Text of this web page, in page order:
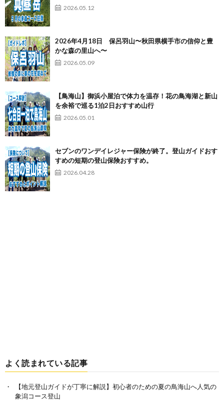
2026.05.12
2026年4月18日 保呂羽山〜秋田県横手市の信仰と豊
かな森の里山へ〜
2026.05.09
【鳥海山】御浜小屋泊で体力を温存！花の鳥海湖と新山
を余裕で巡る1泊2日おすすめ山行
2026.05.01
セブンのワンデイレジャー保険が終了。登山ガイドおす
すめの短期の登山保険おすすめ。
2026.04.28
よく読まれている記事
【地元登山ガイドが丁寧に解説】初心者のための夏の鳥海山へ人気の
象潟コース登山